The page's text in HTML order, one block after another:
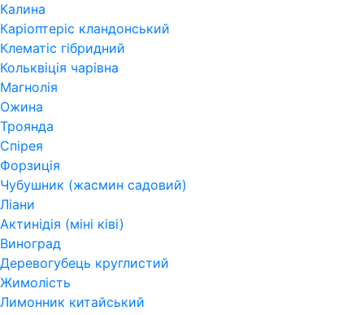
Калина
Каріоптеріс кландонський
Клематіс гібридний
Кольквіція чарівна
Магнолія
Ожина
Троянда
Спірея
Форзиція
Чубушник (жасмин садовий)
Ліани
Актинідія (міні ківі)
Виноград
Деревогубець круглистий
Жимолість
Лимонник китайський